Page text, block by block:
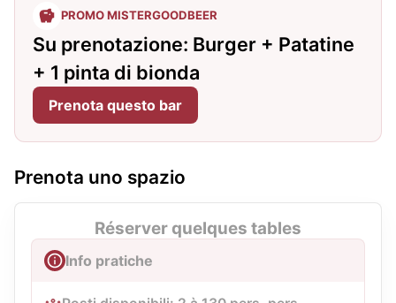
PROMO MISTERGOODBEER
Su prenotazione: Burger + Patatine
+ 1 pinta di bionda
Prenota questo bar
Prenota uno spazio
Réserver quelques tables
Info pratiche